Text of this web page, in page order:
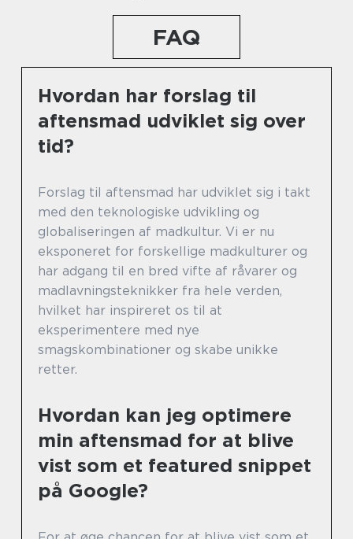
FAQ
Hvordan har forslag til
aftensmad udviklet sig over
tid?
Forslag til aftensmad har udviklet sig i takt
med den teknologiske udvikling og
globaliseringen af madkultur. Vi er nu
eksponeret for forskellige madkulturer og
har adgang til en bred vifte af råvarer og
madlavningsteknikker fra hele verden,
hvilket har inspireret os til at
eksperimentere med nye
smagskombinationer og skabe unikke
retter.
Hvordan kan jeg optimere
min aftensmad for at blive
vist som et featured snippet
på Google?